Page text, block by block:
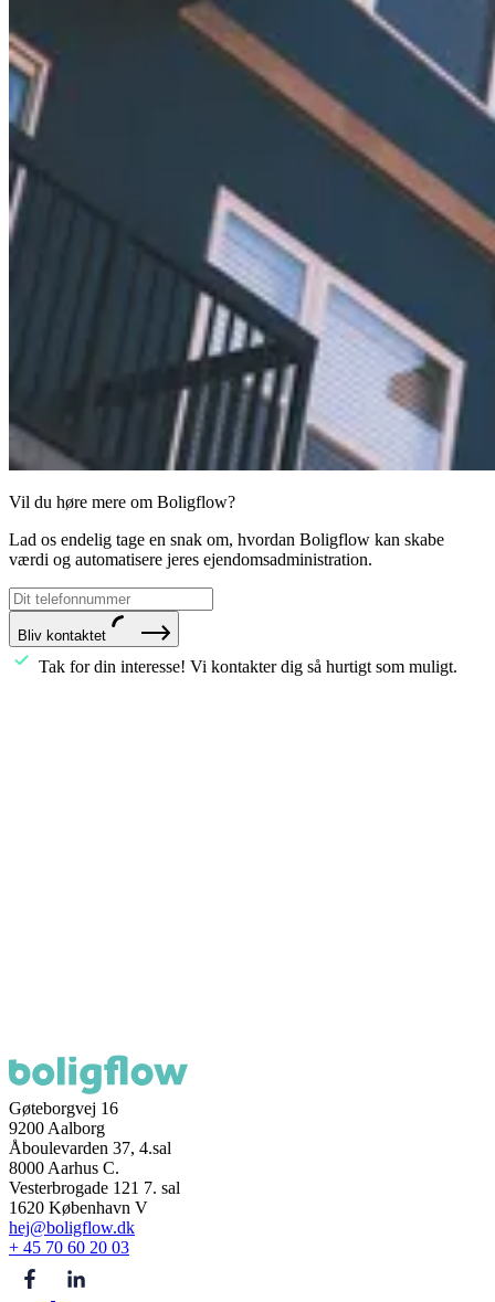
Vil du høre mere om Boligflow?
Lad os endelig tage en snak om, hvordan Boligflow kan skabe
værdi og automatisere jeres ejendomsadministration.
Bliv kontaktet
Tak for din interesse! Vi kontakter dig så hurtigt som muligt.
Gøteborgvej 16
9200 Aalborg
Åboulevarden 37, 4.sal
8000 Aarhus C.
Vesterbrogade 121 7. sal
1620 København V
hej@boligflow.dk
+ 45 70 60 20 03